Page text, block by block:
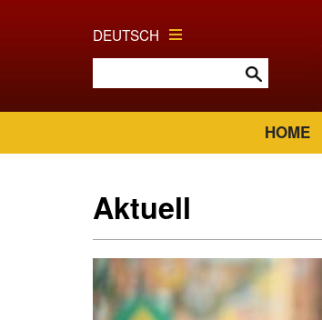
DEUTSCH
HOME
Aktuell